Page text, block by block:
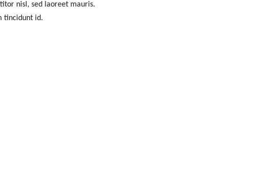
nisl, sed laoreet mauris.
tincidunt id.